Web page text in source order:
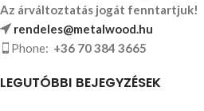
Az árváltoztatás jogát fenntartjuk!
rendeles@metalwood.hu
Phone: +36 70 384 3665
LEGUTÓBBI BEJEGYZÉSEK